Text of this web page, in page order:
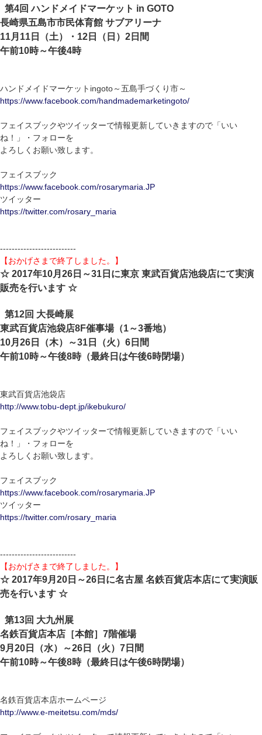
第4回 ハンドメイドマーケット in GOTO
長崎県五島市市民体育館 サブアリーナ
11月11日（土）・12日（日）2日間
午前10時～午後4時
ハンドメイドマーケットingoto～五島手づくり市～
https://www.facebook.com/handmademarketingoto/
フェイスブックやツイッターで情報更新していきますので「いい
ね！」・フォローを
よろしくお願い致します。
フェイスブック
https://www.facebook.com/rosarymaria.JP
ツイッター
https://twitter.com/rosary_maria
--------------------------
【おかげさまで終了しました。】
☆ 2017年10月26日～31日に東京 東武百貨店池袋店にて実演
販売を行います ☆
第12回 大長崎展
東武百貨店池袋店8F催事場（1～3番地）
10月26日（木）～31日（火）6日間
午前10時～午後8時（最終日は午後6時閉場）
東武百貨店池袋店
http://www.tobu-dept.jp/ikebukuro/
フェイスブックやツイッターで情報更新していきますので「いい
ね！」・フォローを
よろしくお願い致します。
フェイスブック
https://www.facebook.com/rosarymaria.JP
ツイッター
https://twitter.com/rosary_maria
--------------------------
【おかげさまで終了しました。】
☆ 2017年9月20日～26日に名古屋 名鉄百貨店本店にて実演販
売を行います ☆
第13回 大九州展
名鉄百貨店本店［本館］7階催場
9月20日（水）～26日（火）7日間
午前10時～午後8時（最終日は午後6時閉場）
名鉄百貨店本店ホームページ
http://www.e-meitetsu.com/mds/